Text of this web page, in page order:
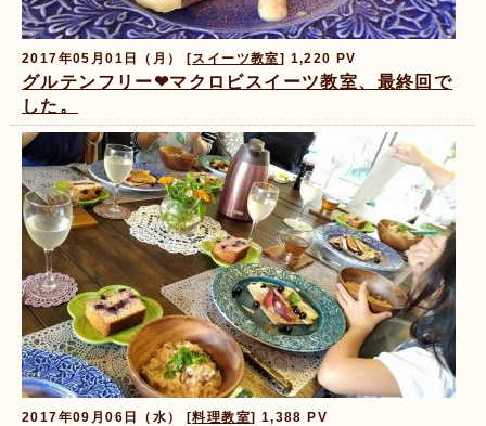
2017年05月01日（月） [スイーツ教室] 1,220 PV
グルテンフリー❤マクロビスイーツ教室、最終回で
した。
2017年09月06日（水） [料理教室] 1,388 PV